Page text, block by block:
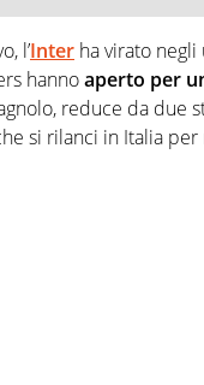
l’Inter ha virato negli
hannoaperto per
reduce da due
si rilanci in Italia